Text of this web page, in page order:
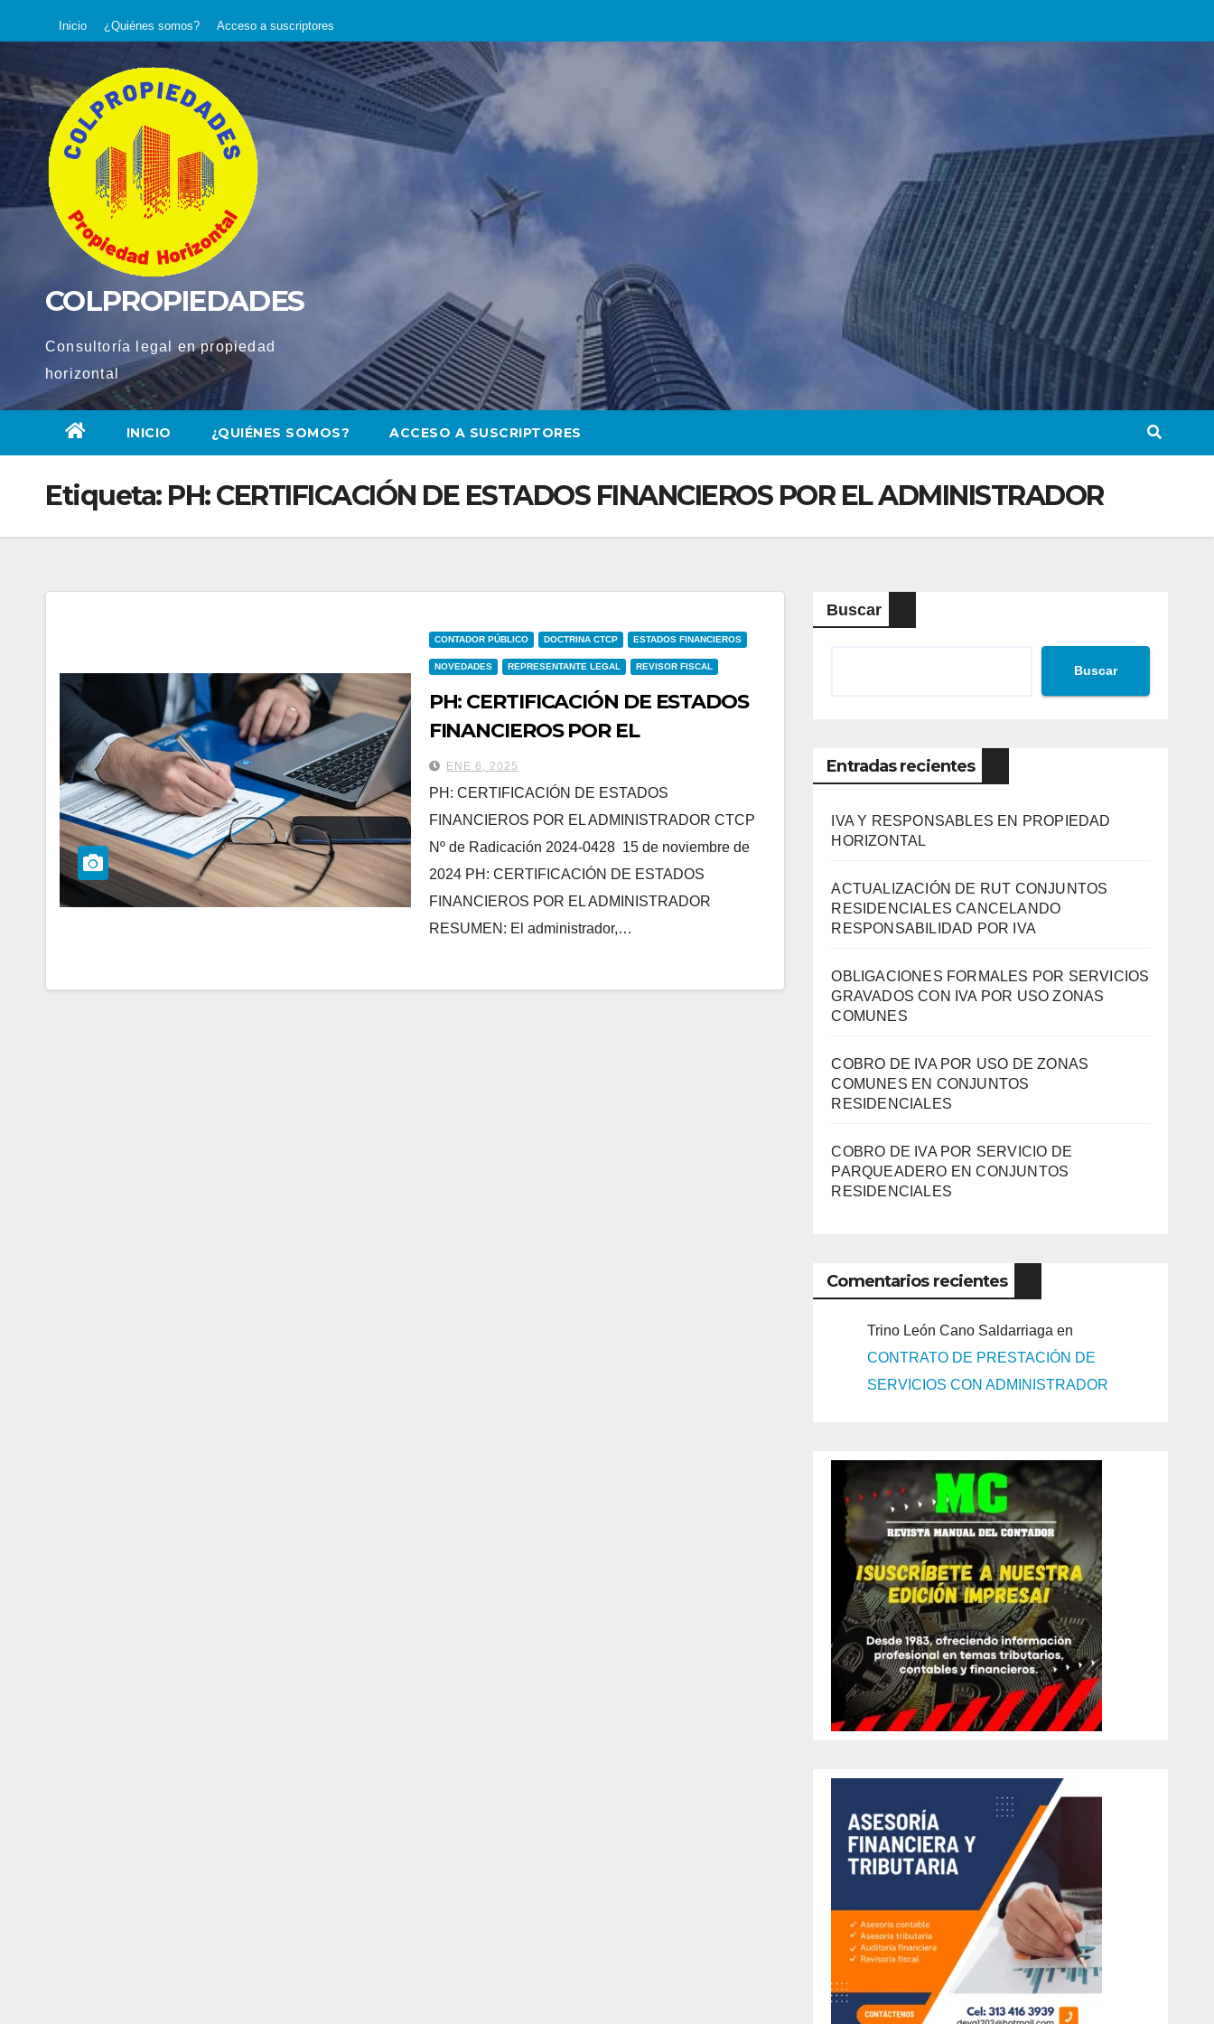
al
Inicio ¿Quiénes somos? Acceso a suscriptores
COLPROPIEDADES
Consultoría legal en propiedad
horizontal
INICIO ¿QUIÉNES SOMOS? ACCESO A SUSCRIPTORES
Etiqueta: PH: CERTIFICACIÓN DE ESTADOS FINANCIEROS POR EL ADMINISTRADOR
CONTADOR PÚBLICO DOCTRINA CTCP ESTADOS FINANCIEROS
NOVEDADES REPRESENTANTE LEGAL REVISOR FISCAL
PH: CERTIFICACIÓN DE ESTADOS
FINANCIEROS POR EL
ADMINISTRADOR
ENE 6, 2025
PH: CERTIFICACIÓN DE ESTADOS
FINANCIEROS POR EL ADMINISTRADOR CTCP
Nº de Radicación 2024-0428 15 de noviembre de
2024 PH: CERTIFICACIÓN DE ESTADOS
FINANCIEROS POR EL ADMINISTRADOR
RESUMEN: El administrador,…
Buscar
Buscar
Entradas recientes
IVA Y RESPONSABLES EN PROPIEDAD
HORIZONTAL
ACTUALIZACIÓN DE RUT CONJUNTOS
RESIDENCIALES CANCELANDO
RESPONSABILIDAD POR IVA
OBLIGACIONES FORMALES POR SERVICIOS
GRAVADOS CON IVA POR USO ZONAS
COMUNES
COBRO DE IVA POR USO DE ZONAS
COMUNES EN CONJUNTOS
RESIDENCIALES
COBRO DE IVA POR SERVICIO DE
PARQUEADERO EN CONJUNTOS
RESIDENCIALES
Comentarios recientes
Trino León Cano Saldarriaga en
CONTRATO DE PRESTACIÓN DE
SERVICIOS CON ADMINISTRADOR